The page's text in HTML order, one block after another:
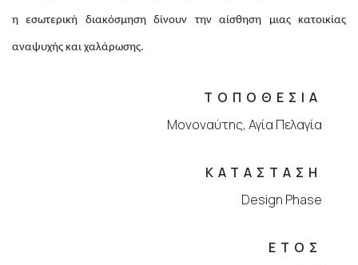
η εσωτερική διακόσμηση δίνουν την αίσθηση μιας κατοικίας
αναψυχής και χαλάρωσης.
ΤΟΠΟΘΕΣΙΑ
Μονοναύτης, Αγία Πελαγία
ΚΑΤΑΣΤΑΣΗ
Design Phase
ΕΤΟΣ